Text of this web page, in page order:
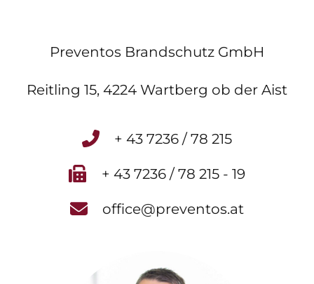
Preventos Brandschutz GmbH
Reitling 15, 4224 Wartberg ob der Aist
+ 43 7236 / 78 215
+ 43 7236 / 78 215 - 19
office@preventos.at